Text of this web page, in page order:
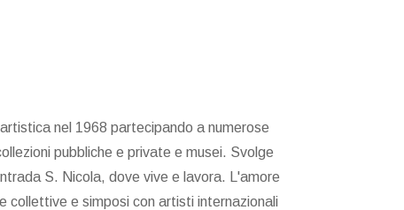
nel 1968 partecipando a numerose
pubbliche e private e musei. Svolge
S. Nicola, dove vive e lavora. L'amore
collettive e simposi con artisti internazionali